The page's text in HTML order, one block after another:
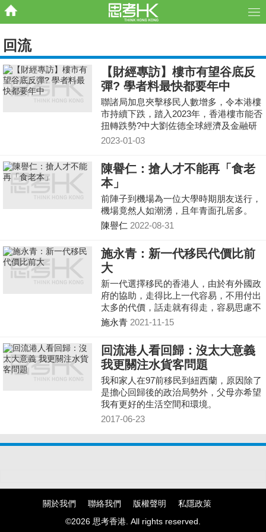
回流
【財經專訪】樓市有望谷底反
彈? 學者料最快都要年中
聯諸局加息夾擊移民人數增多，令本港樓
市持續下跌，踏入2023年，香港樓市能否
扭轉跌勢?中大劉佐德全球經濟及金融研
究所常務所長莊太量認為，香港與內地恢
2023-01-03
陳譽仁：搶人才不能再「食老
本」
前陣子到機場為一位大學時期朋友送行，
機場竟然人如潮湧，且年青面孔居多。
陳譽仁 2022-08-31
施永青：新一代移民代價比前
大
新一代選擇移民的香港人，由於有外國政
府的協助，走得比上一代容易，不用付出
太多的代價，話走就有得走，容易思慮不
周，草率行動。結果代價都得在回來的時
前途，與已經習以為常的生活方式，都可
以在外國獲得更好的替代嗎？
施永青 2021-11-15
回流港人看回歸：沒太大意義
我更關注水貨客問題
我和家人在97前移民到紐西蘭，原因除了
是擔心回歸後的政治局勢外，父母亦希望
我有更好的生活空間和環境。
2017-06-23
關於我們 聯絡我們 版權聲明
私隱政策
©2026 思考香港. All rights reserved.